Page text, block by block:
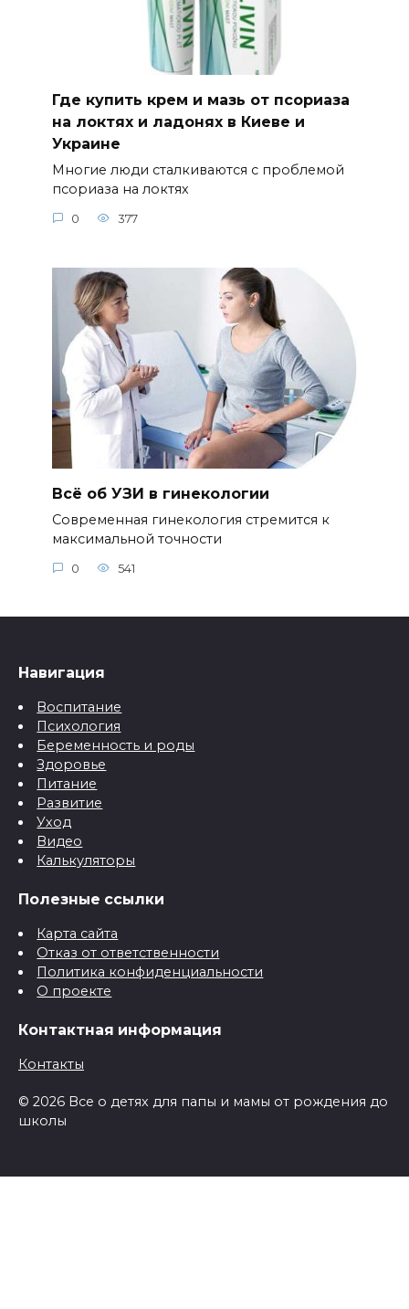
Где купить крем и мазь от псориаза
на локтях и ладонях в Киеве и
Украине
Многие люди сталкиваются с проблемой
псориаза на локтях
0 377
Всё об УЗИ в гинекологии
Современная гинекология стремится к
максимальной точности
0 541
Навигация
Воспитание
Психология
Беременность и роды
Здоровье
Питание
Развитие
Уход
Видео
Калькуляторы
Полезные ссылки
Карта сайта
Отказ от ответственности
Политика конфиденциальности
О проекте
Контактная информация
Контакты
© 2026 Все о детях для папы и мамы от рождения до
школы